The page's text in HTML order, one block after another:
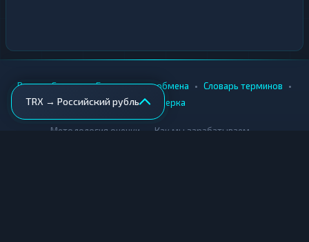
TRX → Российский рубль
Вики • Города • Безопасность обмена • Словарь терминов •
AML-проверка
Методология оценки Как мы зарабатываем